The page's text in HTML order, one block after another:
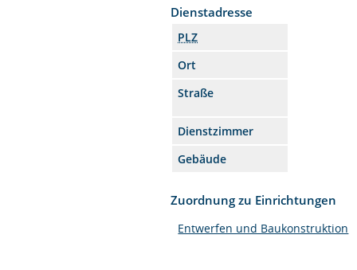
Dienstadresse
PLZ
Ort
Straße
Dienstzimmer
Gebäude
Zuordnung zu Einrichtungen
Entwerfen und Baukonstruktion